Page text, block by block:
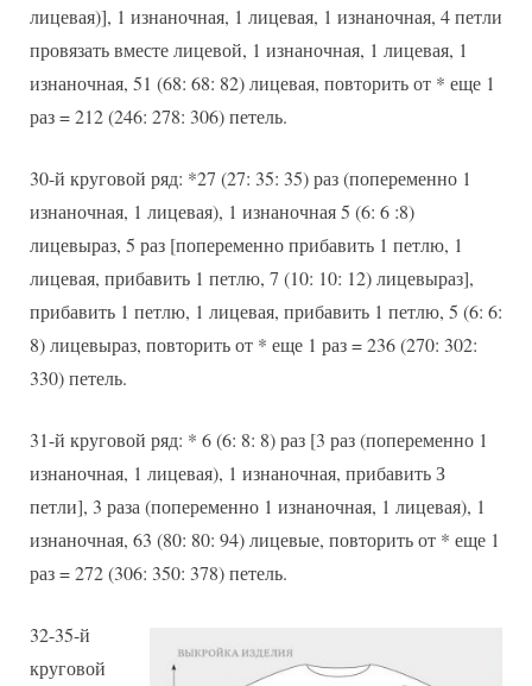
лицевая)], 1 изнаночная, 1 лицевая, 1 изнаночная, 4 петли
провязать вместе лицевой, 1 изнаночная, 1 лицевая, 1
изнаночная, 51 (68: 68: 82) лицевая, повторить от * еще 1
раз = 212 (246: 278: 306) петель.
30-й круговой ряд: *27 (27: 35: 35) раз (попеременно 1
изнаночная, 1 лицевая), 1 изнаночная 5 (6: 6 :8)
лицевыраз, 5 раз [попеременно прибавить 1 петлю, 1
лицевая, прибавить 1 петлю, 7 (10: 10: 12) лицевыраз],
прибавить 1 петлю, 1 лицевая, прибавить 1 петлю, 5 (6: 6:
8) лицевыраз, повторить от * еще 1 раз = 236 (270: 302:
330) петель.
31-й круговой ряд: * 6 (6: 8: 8) раз [3 раз (попеременно 1
изнаночная, 1 лицевая), 1 изнаночная, прибавить З
петли], 3 раза (попеременно 1 изнаночная, 1 лицевая), 1
изнаночная, 63 (80: 80: 94) лицевые, повторить от * еще 1
раз = 272 (306: 350: 378) петель.
32-35-й
круговой